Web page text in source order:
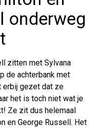
onderweg
zitten met Sylvana
de achterbank met
erbij gezet dat ze
het is toch niet wat je
Ze zit dus helemaal
en George Russell. Het